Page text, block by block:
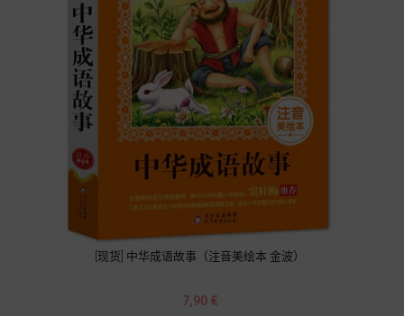
[现货] 中华成语故事（注音美绘本 金波）
Prix
7,90 €